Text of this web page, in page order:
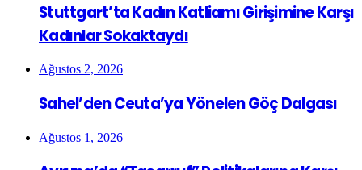
Stuttgart’ta Kadın Katliamı Girişimine Karşı
Kadınlar Sokaktaydı
Ağustos 2, 2026
Sahel’den Ceuta’ya Yönelen Göç Dalgası
Ağustos 1, 2026